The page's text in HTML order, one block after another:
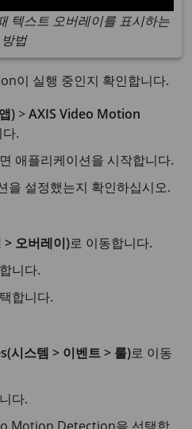
텍스트 오버레이를 표시하는
방법
이 실행 중인지 확인합니다.
)>AXIS Video Motion
.
애플리케이션을 시작합니다.
을 설정했는지 확인하십시오.
오버레이)로 이동합니다.
니다.
합니다.
시스템 > 이벤트 > 룰)로 이동
다.